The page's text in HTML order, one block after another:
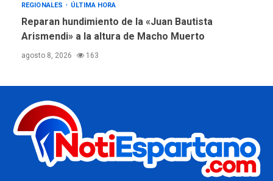
REGIONALES ÚLTIMA HORA
Reparan hundimiento de la «Juan Bautista
Arismendi» a la altura de Macho Muerto
agosto 8, 2026 163